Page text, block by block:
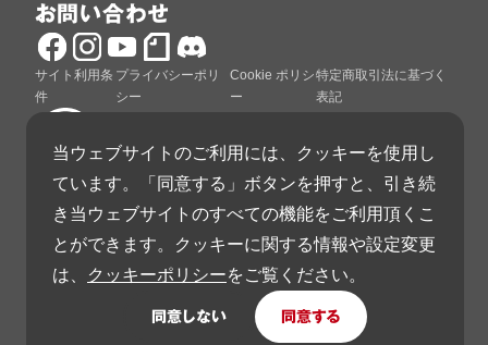
お問い合わせ
サイト利用条
件
プライバシーポリ
シー
Cookie ポリシ
ー
特定商取引法に基づく
表記
グッドデザイン賞は、公益財団法人日本デザイン振興
会が運営しています。
当ウェブサイトのご利用には、クッキーを使用し
ています。「同意する」ボタンを押すと、引き続
き当ウェブサイトのすべての機能をご利用頂くこ
とができます。クッキーに関する情報や設定変更
は、
クッキーポリシーをご覧ください。
同意しない 同意する